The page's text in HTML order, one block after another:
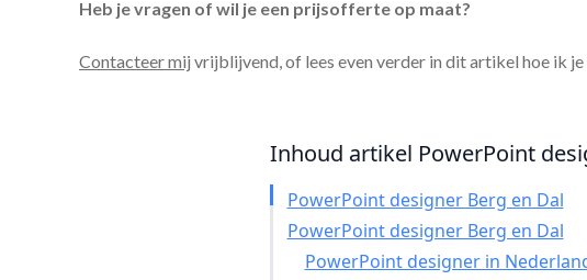
Heb je vragen of wil je een prijsofferte op maat?
Contacteer mij vrijblijvend, of lees even verder in dit artikel hoe ik
Inhoud artikel PowerPoint
PowerPoint designer Berg en Dal
PowerPoint designer Berg en Dal
PowerPoint designer in